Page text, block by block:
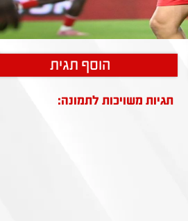
הוסף תגית
תגיות משויכות לתמונה: